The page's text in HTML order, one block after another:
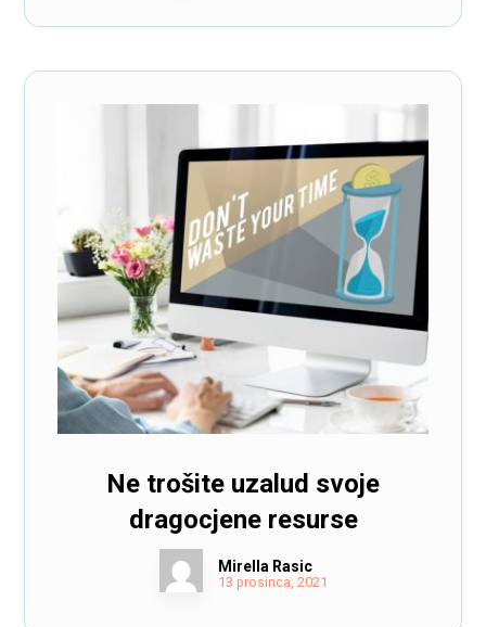
Ne trošite uzalud svoje
dragocjene resurse
Mirella Rasic
13 prosinca, 2021